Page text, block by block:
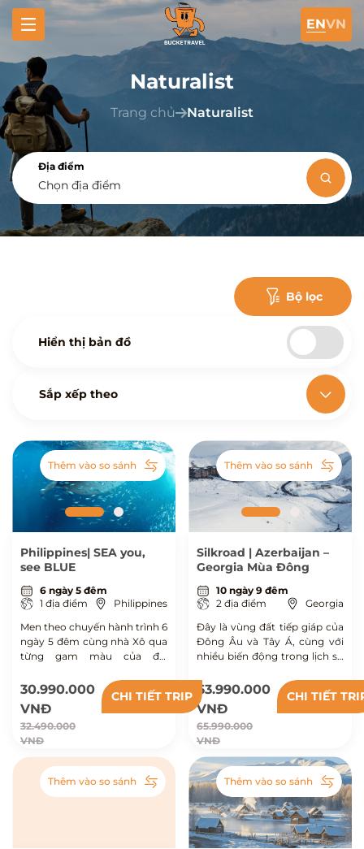
ENVN
Naturalist
Trang chủ Naturalist
Địa điểm
Chọn địa điểm
Hiển thị bản đồ
Sắp xếp theo
Bộ lọc
Thêm vào so sánh
Philippines| SEA you,
see BLUE
6 ngày 5 đêm
1 địa điểm
Philippines
Men theo chuyến hành trình 6
ngày 5 đêm cùng nhà Xô qua
từng gam màu của đại
cuồn cuộn ở Moalboal, bơi
cạnh cá mập voi ở Sogod,
chạm đến cảm giác tự do khi
băng qua cung đường ven
biển lúc bình minh dần hé tại
Cebu.
30.990.000
VNĐ
32.490.000
VNĐ
CHI TIẾT TRIP
Thêm vào so sánh
Silkroad | Azerbaijan –
Georgia Mùa Đông
10 ngày 9 đêm
2 địa điểm
Georgia
Đây là vùng đất tiếp giáp của
Đông Âu và Tây Á, cùng với
nhiều biến động trong lịch sử
dạng cực kỳ về văn hoá, phản
ánh qua những công trình
kiến trúc và cả trong hơi thở
cuộc sống hàng ngày.
63.990.000
VNĐ
65.990.000
VNĐ
CHI TIẾT
Thêm vào so sánh Thêm vào so sánh